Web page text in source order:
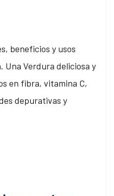
beneficios y usos
Una Verdura deliciosa y
en fibra, vitamina C,
depurativas y